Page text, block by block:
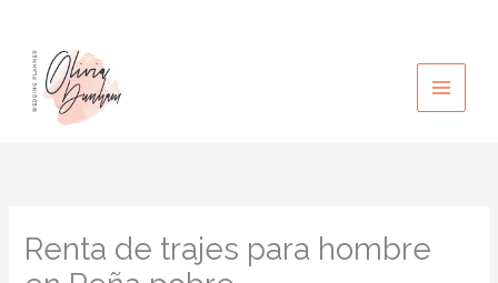
contenido
Renta de trajes para hombre